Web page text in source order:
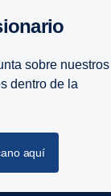
sobre nuestros
dentro de la
aquí